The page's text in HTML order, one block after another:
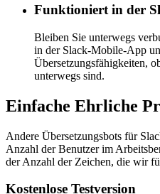
Funktioniert in der
Bleiben Sie unterwegs
in der Slack-Mobile-App
Übersetzungsfähigkeiten,
unterwegs sind.
Einfache Ehrliche
Andere Übersetzungsbots für
Anzahl der Benutzer im
der Anzahl der Zeichen, die wir
Kostenlose Testversion